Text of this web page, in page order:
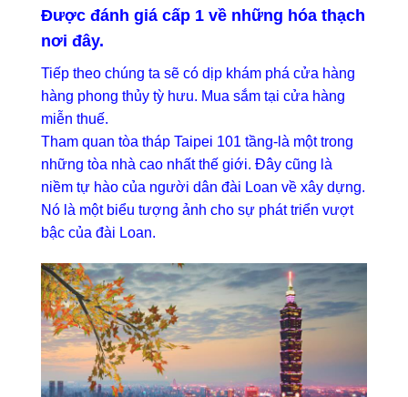
Được đánh giá cấp 1 về những hóa thạch
nơi đây.
Tiếp theo chúng ta sẽ có dịp khám phá cửa hàng
hàng phong thủy tỳ hưu. Mua sắm tại cửa hàng
miễn thuế.
Tham quan tòa tháp Taipei 101 tầng-là một trong
những tòa nhà cao nhất thế giới. Đây cũng là
niềm tự hào của người dân đài Loan về xây dựng.
Nó là một biểu tượng ảnh cho sự phát triển vượt
bậc của đài Loan.